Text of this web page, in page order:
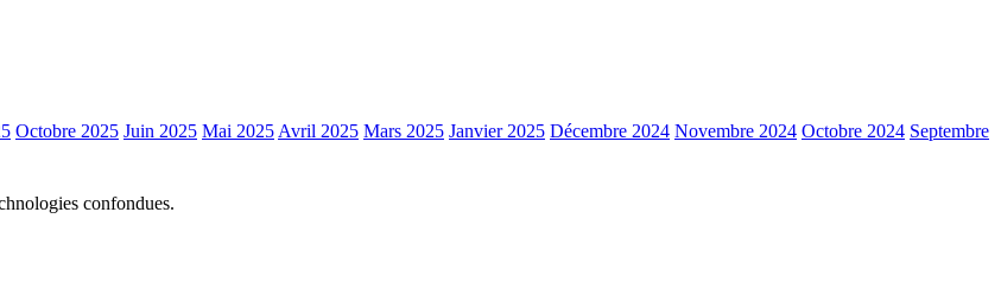
Octobre 2025 Juin 2025 Mai 2025 Avril 2025 Mars 2025 Janvier 2025 Décembre 2024 Novembre 2024 Octobre 2024 Septembre
confondues.